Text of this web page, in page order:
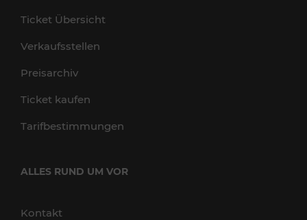
Ticket Übersicht
Verkaufsstellen
Preisarchiv
Ticket kaufen
Tarifbestimmungen
ALLES RUND UM VOR
Kontakt